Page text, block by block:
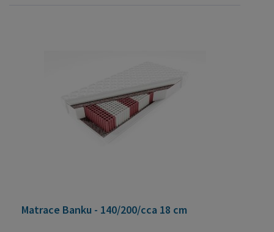
Matrace Banku - 140/200/cca 18 cm